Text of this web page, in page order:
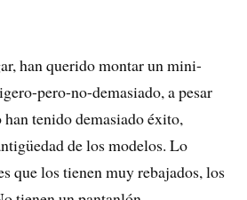
han querido montar un mini-
pero-no-demasiado, a pesar
han tenido demasiado éxito,
de los modelos. Lo
que los tienen muy rebajados, los